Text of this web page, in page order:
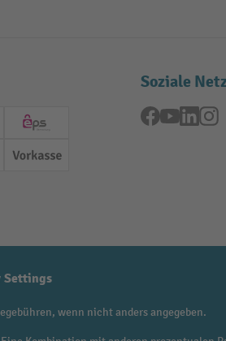
(Visa)
EPS
Vorkasse
Soziale
Facebook
YouTube
Settings
wenn nicht anders angegeben.